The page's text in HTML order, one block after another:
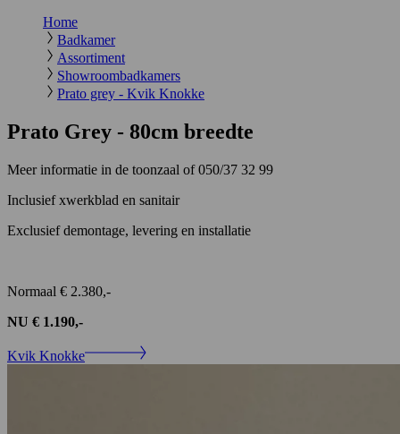
Home
Badkamer
Assortiment
Showroombadkamers
Prato grey - Kvik Knokke
Prato Grey - 80cm breedte
Meer informatie in de toonzaal of 050/37 32 99
Inclusief xwerkblad en sanitair
Exclusief demontage, levering en installatie
Normaal € 2.380,-
NU € 1.190,-
Kvik Knokke